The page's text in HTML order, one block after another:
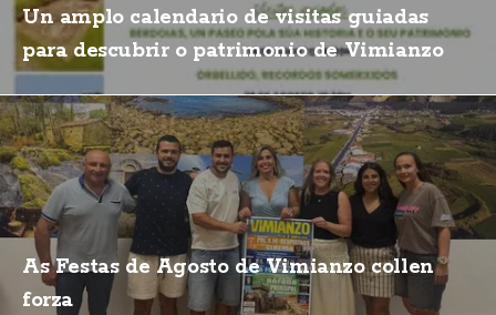
Un amplo calendario de visitas guiadas
para descubrir o patrimonio de Vimianzo
As Festas de Agosto de Vimianzo collen
forza